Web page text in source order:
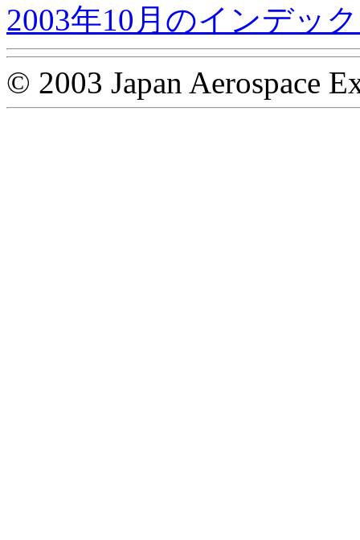
2003年10月のインデッ
© 2003 Japan Aerospace